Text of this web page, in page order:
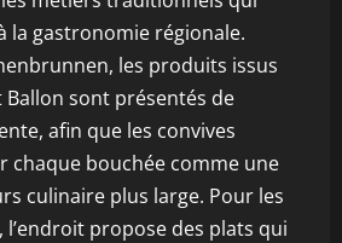
la gastronomie régionale.
les produits issus
sont présentés de
afin que les convives
chaque bouchée comme une
culinaire plus large. Pour les
propose des plats qui